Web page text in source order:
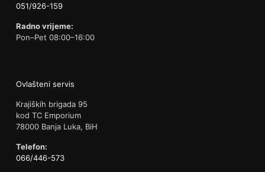
051/926-159
Radno vrijeme:
Pon–Pet 08:00–16:00
Ovlašteni servis
Krajiških brigada 95
kod TC Emporium
78000 Banja Luka, BiH
Telefon:
066/446-573